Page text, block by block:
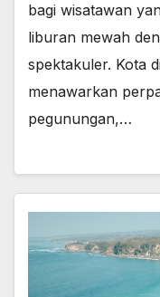
bagi wisatawan
liburan mewah
spektakuler. Kota
menawarkan
pegunungan,…